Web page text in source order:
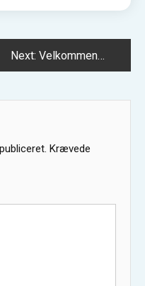
Next: Velkommen
Krævede